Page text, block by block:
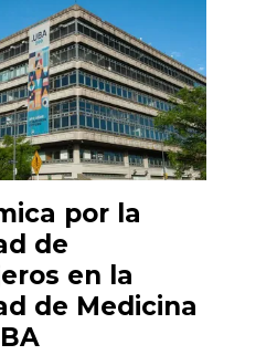
por la
de
en la
de Medicina